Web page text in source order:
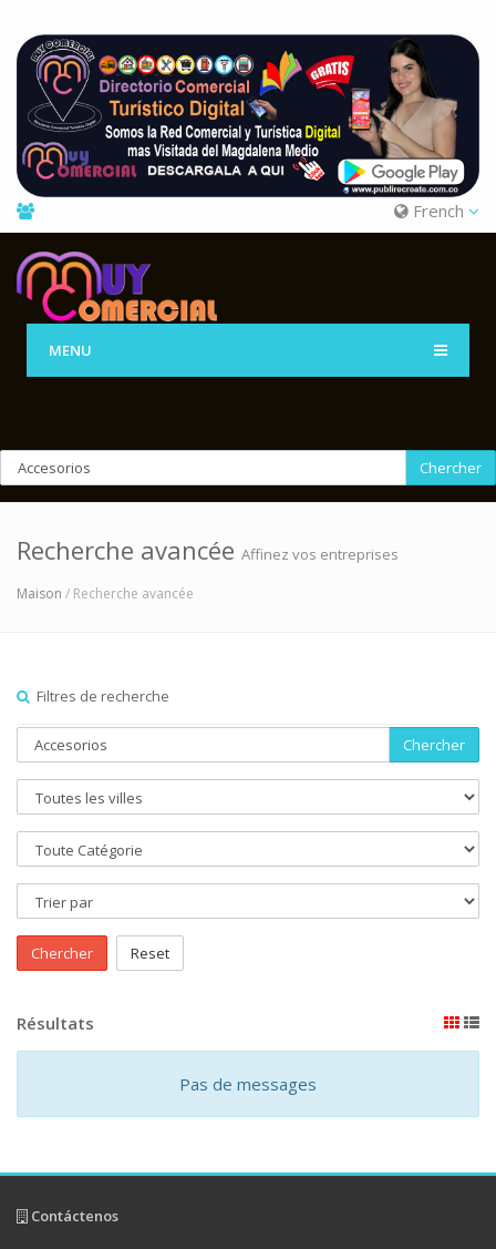
French
MENU
Chercher
Recherche avancée Affinez vos entreprises
Maison / Recherche avancée
Filtres de recherche
Chercher
Chercher Reset
Résultats
Pas de messages
Contáctenos